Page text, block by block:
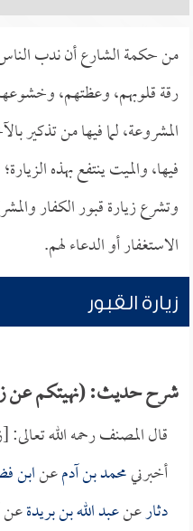
من حكمة الشارع أن ندب
رقة قلوبهم، وعظتهم،
المشروعة، لما فيها من تذكير
فيها، والميت ينتفع بهذه
وتشرع زيارة قبور الكفار
الاستغفار أو الدعاء لهم.
زيارة القبور
شرح حديث: (نهيتكم عن
قال المصنف رحمه الله تعالى:
أخبرنيمحمد بن آدمعنابن
دثارعنعبد الله بن بريدةعن